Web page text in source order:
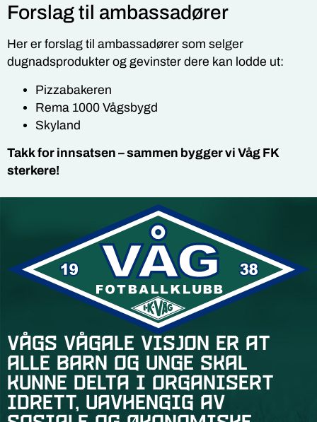
Forslag til ambassadører
Her er forslag til ambassadører som selger
dugnadsprodukter og gevinster dere kan lodde ut:
Pizzabakeren
Rema 1000 Vågsbygd
Skyland
Takk for innsatsen – sammen bygger vi Våg FK
sterkere!
Vågs vågale visjon er at
alle barn og unge skal
kunne delta i organisert
idrett, uavhengig av